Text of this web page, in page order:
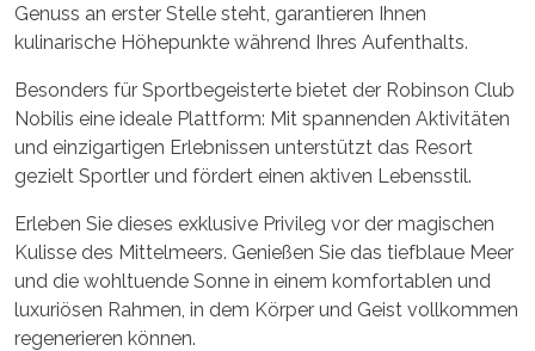
Genuss an erster Stelle steht, garantieren Ihnen
kulinarische Höhepunkte während Ihres Aufenthalts.
Besonders für Sportbegeisterte bietet der Robinson Club
Nobilis eine ideale Plattform: Mit spannenden Aktivitäten
und einzigartigen Erlebnissen unterstützt das Resort
gezielt Sportler und fördert einen aktiven Lebensstil.
Erleben Sie dieses exklusive Privileg vor der magischen
Kulisse des Mittelmeers. Genießen Sie das tiefblaue Meer
und die wohltuende Sonne in einem komfortablen und
luxuriösen Rahmen, in dem Körper und Geist vollkommen
regenerieren können.